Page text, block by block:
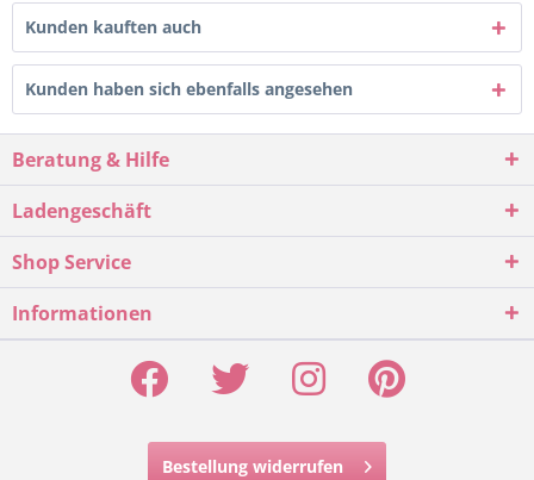
Kunden kauften auch
Kunden haben sich ebenfalls angesehen
Beratung & Hilfe
Ladengeschäft
Shop Service
Informationen
Bestellung widerrufen